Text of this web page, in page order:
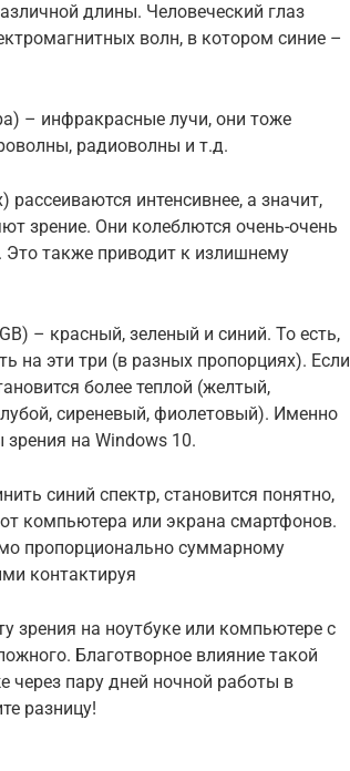
длины. Человеческий глаз
волн, в котором синие –
– инфракрасные лучи, они тоже
радиоволны и т.д.
интенсивнее, а значит,
зрение. Они колеблются очень-очень
Это также приводит к излишнему
– красный, зеленый и синий. То есть,
на эти три (в разных пропорциях). Если
более теплой (желтый,
сиреневый, фиолетовый). Именно
на Windows 10.
синий спектр, становится понятно,
компьютера или экрана смартфонов.
пропорционально суммарному
контактируя
зрения на ноутбуке или компьютере с
Благотворное влияние такой
через пару дней ночной работы в
разницу!